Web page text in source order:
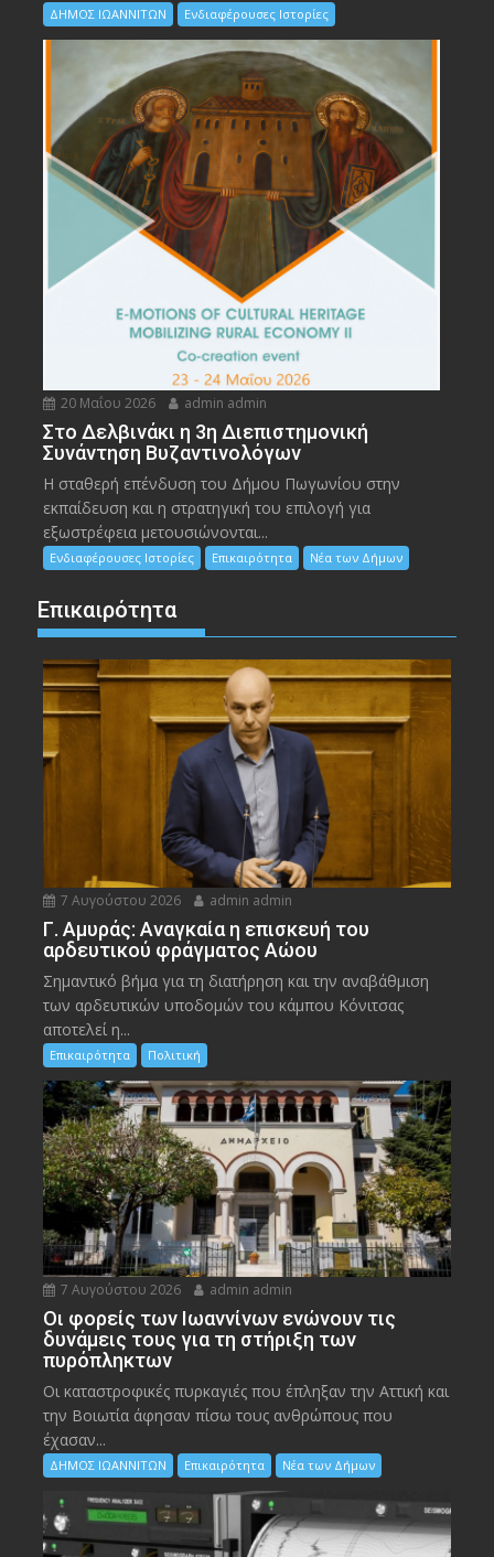
ΔΗΜΟΣ ΙΩΑΝΝΙΤΩΝ Ενδιαφέρουσες Ιστορίες
20 Μαΐου 2026 admin admin
Στο Δελβινάκι η 3η Διεπιστημονική
Συνάντηση Βυζαντινολόγων
Η σταθερή επένδυση του Δήμου Πωγωνίου στην
εκπαίδευση και η στρατηγική του επιλογή για
εξωστρέφεια μετουσιώνονται...
Ενδιαφέρουσες Ιστορίες Επικαιρότητα Νέα των Δήμων
Επικαιρότητα
7 Αυγούστου 2026 admin admin
Γ. Αμυράς: Αναγκαία η επισκευή του
αρδευτικού φράγματος Αώου
Σημαντικό βήμα για τη διατήρηση και την αναβάθμιση
των αρδευτικών υποδομών του κάμπου Κόνιτσας
αποτελεί η...
Επικαιρότητα Πολιτική
7 Αυγούστου 2026 admin admin
Οι φορείς των Ιωαννίνων ενώνουν τις
δυνάμεις τους για τη στήριξη των
πυρόπληκτων
Οι καταστροφικές πυρκαγιές που έπληξαν την Αττική και
την Bοιωτία άφησαν πίσω τους ανθρώπους που
έχασαν...
ΔΗΜΟΣ ΙΩΑΝΝΙΤΩΝ Επικαιρότητα Νέα των Δήμων